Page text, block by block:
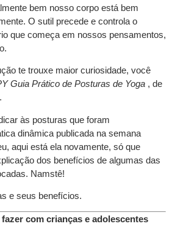
bem nosso corpo está bem
O sutil precede e controla o
que começa em nossos pensamentos,
te trouxe maior curiosidade, você
Guia Prático de Posturas de Yoga , de
às posturas que foram
dinâmica publicada na semana
aqui está ela novamente, só que
dos benefícios de algumas das
Namstê!
e seus benefícios.
com crianças e adolescentes